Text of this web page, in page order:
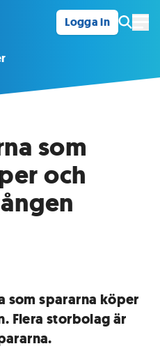
Logga in
som
och
som spararna köper
Flera storbolag är